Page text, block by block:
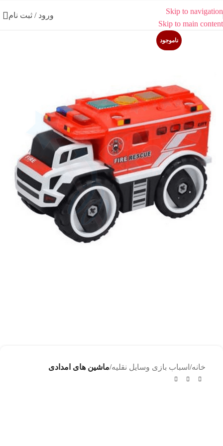
Skip to navigation
Skip to main content
ورود / ثبت نام
ناموجود
خانه اسباب بازی وسایل نقلیه ماشین های امدادی